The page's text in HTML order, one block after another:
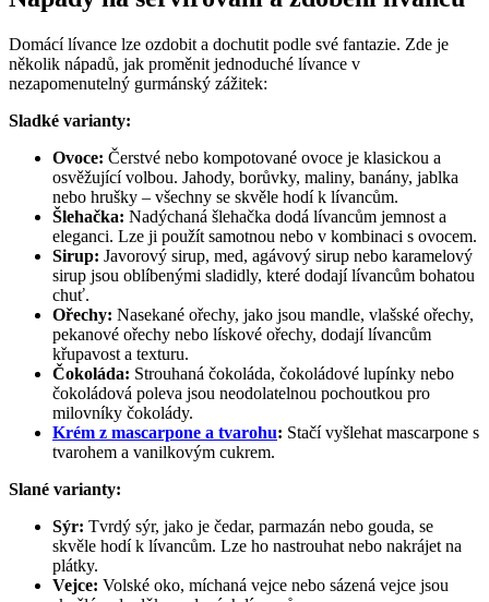
Domácí lívance lze ozdobit a dochutit podle své fantazie. Zde je
několik nápadů, jak proměnit jednoduché lívance v
nezapomenutelný gurmánský zážitek:
Sladké varianty:
Ovoce: Čerstvé nebo kompotované ovoce je klasickou a
osvěžující volbou. Jahody, borůvky, maliny, banány, jablka
nebo hrušky – všechny se skvěle hodí k lívancům.
Šlehačka: Nadýchaná šlehačka dodá lívancům jemnost a
eleganci. Lze ji použít samotnou nebo v kombinaci s ovocem.
Sirup: Javorový sirup, med, agávový sirup nebo karamelový
sirup jsou oblíbenými sladidly, které dodají lívancům bohatou
chuť.
Ořechy: Nasekané ořechy, jako jsou mandle, vlašské ořechy,
pekanové ořechy nebo lískové ořechy, dodají lívancům
křupavost a texturu.
Čokoláda: Strouhaná čokoláda, čokoládové lupínky nebo
čokoládová poleva jsou neodolatelnou pochoutkou pro
milovníky čokolády.
Krém z mascarpone a tvarohu: Stačí vyšlehat mascarpone s
tvarohem a vanilkovým cukrem.
Slané varianty:
Sýr: Tvrdý sýr, jako je čedar, parmazán nebo gouda, se
skvěle hodí k lívancům. Lze ho nastrouhat nebo nakrájet na
plátky.
Vejce: Volské oko, míchaná vejce nebo sázená vejce jsou